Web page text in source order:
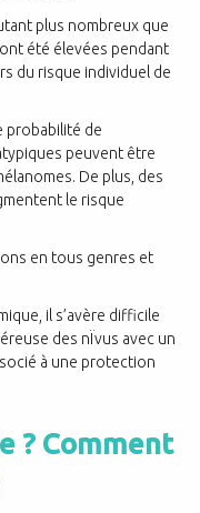
plus nombreux que
été élevées pendant
du risque individuel de
probabilité de
peuvent être
De plus, des
le risque
en tous genres et
il s’avère difficile
des nÏvus avec un
à une protection
? Comment